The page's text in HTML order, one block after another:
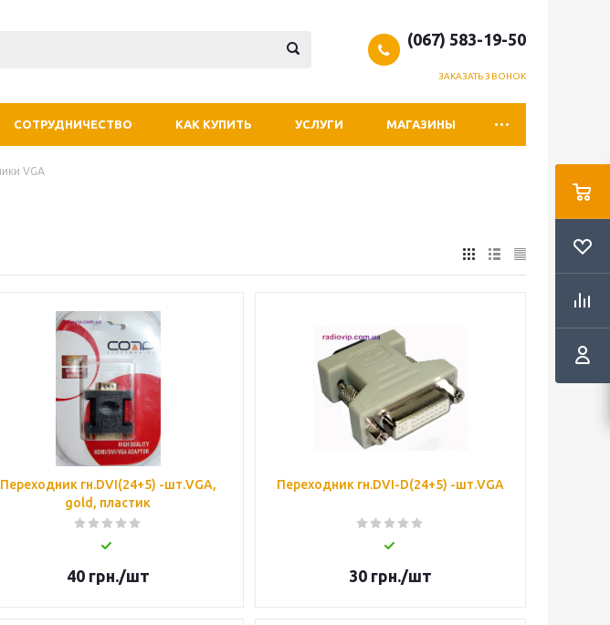
(067) 583-19-50
ЗАКАЗАТЬ ЗВОНОК
СОТРУДНИЧЕСТВО КАК КУПИТЬ УСЛУГИ МАГАЗИНЫ
VGA
Переходник гн.DVI(24+5) -шт.VGA,
gold, пластик
40грн./шт
Переходник гн.DVI-D(24+5) -шт.VGA
30 грн./шт